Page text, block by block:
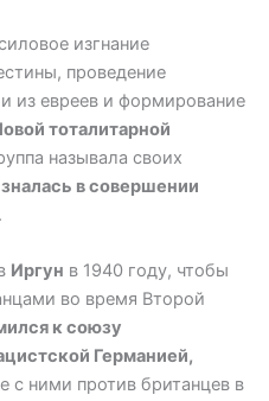
изгнание
проведение
из евреев и формирование
тоталитарной
называла своих
в совершении
.
Иргун в 1940 году, чтобы
во время Второй
к союзу
Германией,
с ними против британцев в